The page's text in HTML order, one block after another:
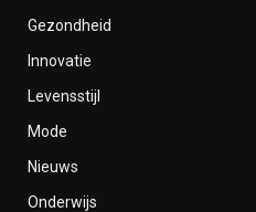
Gezondheid
Innovatie
Levensstijl
Mode
Nieuws
Onderwijs